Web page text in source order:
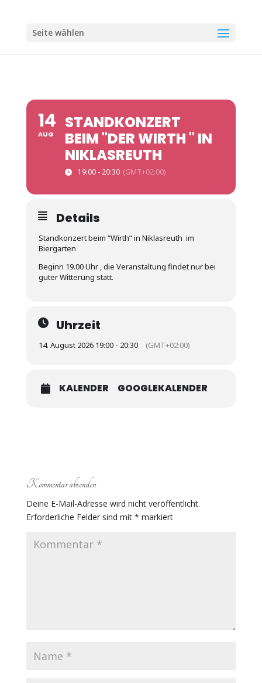
Seite wählen
14
AUG
STANDKONZERT
BEIM "DER WIRTH " IN
NIKLASREUTH
19:00 - 20:30 (GMT+02:00)
Details
Standkonzert beim “Wirth” in Niklasreuth im
Biergarten
Beginn 19.00 Uhr , die Veranstaltung findet nur bei
guter Witterung statt.
Uhrzeit
14. August 2026 19:00 - 20:30 (GMT+02:00)
KALENDER GOOGLEKALENDER
Kommentar absenden
Deine E-Mail-Adresse wird nicht veröffentlicht.
Erforderliche Felder sind mit * markiert